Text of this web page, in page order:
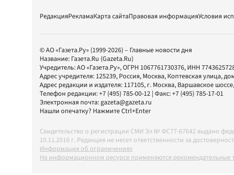
РедакцияРекламаКарта сайтаПравовая информацияУсловия
© АО «Газета.Ру» (1999-2026) – Главные новости дня
Название: Газета.Ru (Gazeta.Ru)
Учредитель:АО «Газета.Ру», ОГРН 1067761730376, ИНН
Адрес учредителя: 125239, Россия, Москва, Коптевская улица,
Адрес редакции и издателя: 117105, г. Москва, Варшавское
Телефон редакции:+7 (495) 785-00-12 | Факс:+7 (495) 785-17-01
Электронная почта:gazeta@gazeta.ru
Нашли опечатку? Нажмите Ctrl+Enter
Свидетельство о регистрации СМИ Эл № ФС77-67642 выдано
10.11.2016 г. Редакция не несет ответственности за
Информация об ограничениях
На информационном ресурсе применяются рекомендательные